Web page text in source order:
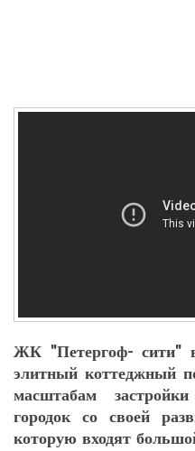
ЖК "Петергоф- сити"
элитный коттеджный
масштабам
городок со своей
которую входят